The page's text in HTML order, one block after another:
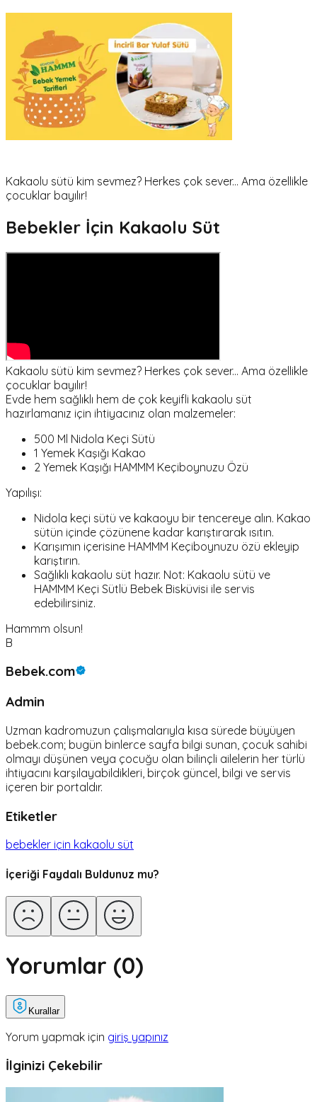
Kakaolu sütü kim sevmez? Herkes çok sever... Ama özellikle
çocuklar bayılır!
Bebekler İçin Kakaolu Süt
Kakaolu sütü kim sevmez? Herkes çok sever... Ama özellikle
çocuklar bayılır!
Evde hem sağlıklı hem de çok keyifli kakaolu süt
hazırlamanız için ihtiyacınız olan malzemeler:
500 Ml Nidola Keçi Sütü
1 Yemek Kaşığı Kakao
2 Yemek Kaşığı HAMMM Keçiboynuzu Özü
Yapılışı:
Nidola keçi sütü ve kakaoyu bir tencereye alın. Kakao
sütün içinde çözünene kadar karıştırarak ısıtın.
Karışımın içerisine HAMMM Keçiboynuzu özü ekleyip
karıştırın.
Sağlıklı kakaolu süt hazır. Not: Kakaolu sütü ve
HAMMM Keçi Sütlü Bebek Bisküvisi ile servis
edebilirsiniz.
Hammm olsun!
B
Bebek.com
Admin
Uzman kadromuzun çalışmalarıyla kısa sürede büyüyen
bebek.com; bugün binlerce sayfa bilgi sunan, çocuk sahibi
olmayı düşünen veya çocuğu olan bilinçli ailelerin her türlü
ihtiyacını karşılayabildikleri, birçok güncel, bilgi ve servis
içeren bir portaldır.
Etiketler
bebekler için kakaolu süt
İçeriği Faydalı Buldunuz mu?
Yorumlar (0)
Kurallar
Yorum yapmak için giriş yapınız
İlginizi Çekebilir